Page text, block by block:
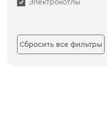
Электрокотлы
Сбросить все фильтры